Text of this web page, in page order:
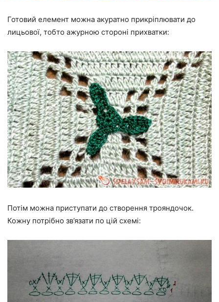
Готовий елемент можна акуратно прикріплювати до
лицьової, тобто ажурною стороні прихватки:
Потім можна приступати до створення трояндочок.
Кожну потрібно зв’язати по цій схемі: